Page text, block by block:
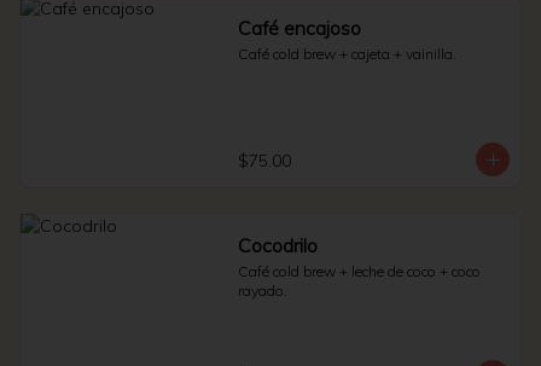
Café encajoso
Café cold brew + cajeta + vainilla.
$75.00
Cocodrilo
Café cold brew + leche de coco + coco
rayado.